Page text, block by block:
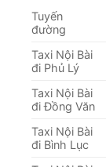
thân, bạn
nhé.
Lợi ích khi
chúng tôi
Đến với
Hóa của
ích tuyệt
lòng khi